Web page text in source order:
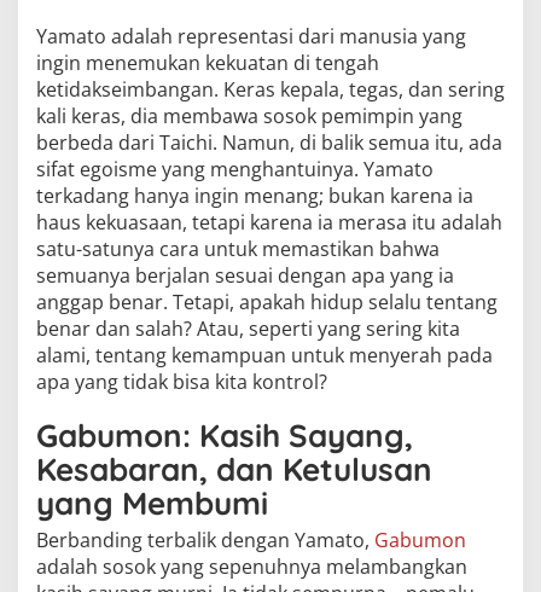
Yamato adalah representasi dari manusia yang
ingin menemukan kekuatan di tengah
ketidakseimbangan. Keras kepala, tegas, dan sering
kali keras, dia membawa sosok pemimpin yang
berbeda dari Taichi. Namun, di balik semua itu, ada
sifat egoisme yang menghantuinya. Yamato
terkadang hanya ingin menang; bukan karena ia
haus kekuasaan, tetapi karena ia merasa itu adalah
satu-satunya cara untuk memastikan bahwa
semuanya berjalan sesuai dengan apa yang ia
anggap benar. Tetapi, apakah hidup selalu tentang
benar dan salah? Atau, seperti yang sering kita
alami, tentang kemampuan untuk menyerah pada
apa yang tidak bisa kita kontrol?
Gabumon: Kasih Sayang,
Kesabaran, dan Ketulusan
yang Membumi
Berbanding terbalik dengan Yamato, Gabumon
adalah sosok yang sepenuhnya melambangkan